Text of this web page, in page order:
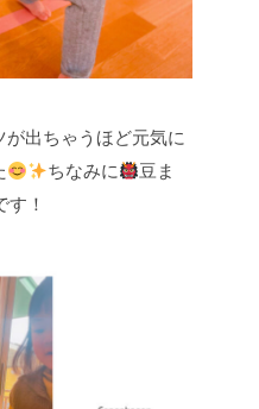
出ちゃうほど元気に
ちなみに
豆ま
す！